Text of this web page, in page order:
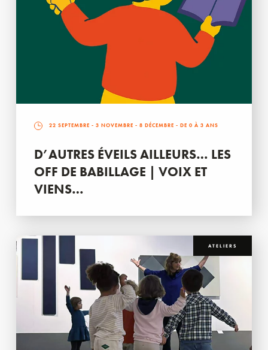
22 SEPTEMBRE - 3 NOVEMBRE - 8 DÉCEMBRE - DE 0 À 3 ANS
D’AUTRES ÉVEILS AILLEURS… LES
OFF DE BABILLAGE | VOIX ET
VIENS…
ATELIERS